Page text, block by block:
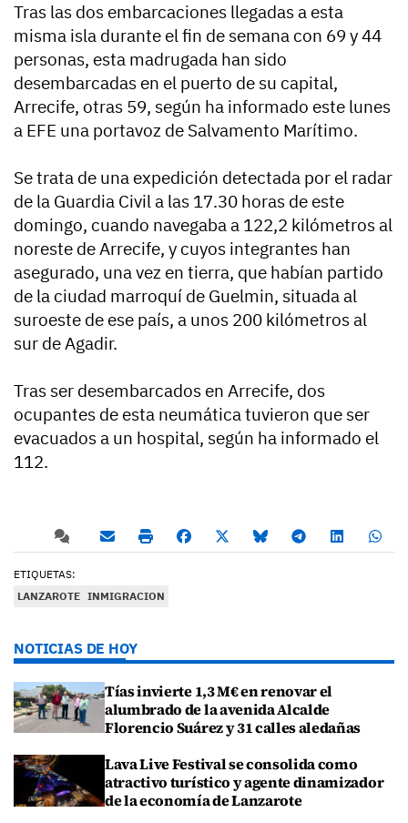
Tras las dos embarcaciones llegadas a esta
misma isla durante el fin de semana con 69 y 44
personas, esta madrugada han sido
desembarcadas en el puerto de su capital,
Arrecife, otras 59, según ha informado este lunes
a EFE una portavoz de Salvamento Marítimo.
Se trata de una expedición detectada por el radar
de la Guardia Civil a las 17.30 horas de este
domingo, cuando navegaba a 122,2 kilómetros al
noreste de Arrecife, y cuyos integrantes han
asegurado, una vez en tierra, que habían partido
de la ciudad marroquí de Guelmin, situada al
suroeste de ese país, a unos 200 kilómetros al
sur de Agadir.
Tras ser desembarcados en Arrecife, dos
ocupantes de esta neumática tuvieron que ser
evacuados a un hospital, según ha informado el
112.
ETIQUETAS:
LANZAROTE INMIGRACION
NOTICIAS DE HOY
Tías invierte 1,3 M€ en renovar el
alumbrado de la avenida Alcalde
Florencio Suárez y 31 calles aledañas
Lava Live Festival se consolida como
atractivo turístico y agente dinamizador
de la economía de Lanzarote